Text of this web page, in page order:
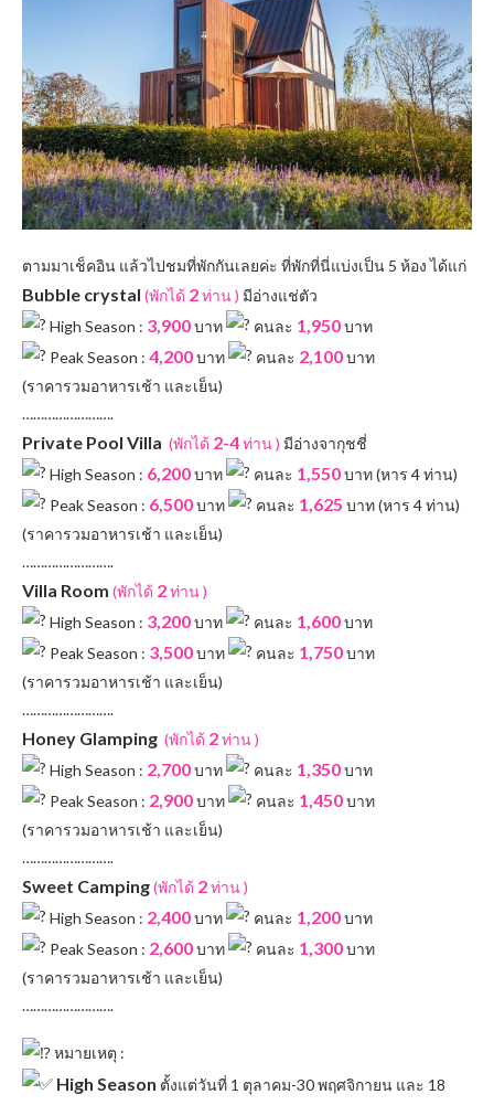
ตามมาเช็คอิน แล้วไปชมที่พักกันเลยค่ะ ที่พักที่นี่แบ่งเป็น 5 ห้อง ได้แก่
Bubble crystal (พักได้ 2ท่าน ) มีอ่างแช่ตัว
High Season : 3,900บาท คนละ 1,950บาท
Peak Season : 4,200บาท คนละ 2,100บาท
(ราคารวมอาหารเช้า และเย็น)
…………………….
Private Pool Villa (พักได้ 2-4ท่าน ) มีอ่างจากุชชี่
High Season : 6,200บาท คนละ 1,550บาท (หาร 4 ท่าน)
Peak Season : 6,500บาท คนละ 1,625 บาท (หาร 4 ท่าน)
(ราคารวมอาหารเช้า และเย็น)
…………………….
Villa Room (พักได้ 2ท่าน )
High Season : 3,200บาท คนละ 1,600บาท
Peak Season : 3,500บาท คนละ 1,750บาท
(ราคารวมอาหารเช้า และเย็น)
…………………….
Honey Glamping (พักได้ 2ท่าน )
High Season : 2,700บาท คนละ 1,350บาท
Peak Season : 2,900บาท คนละ 1,450บาท
(ราคารวมอาหารเช้า และเย็น)
…………………….
Sweet Camping(พักได้ 2ท่าน )
High Season : 2,400บาท คนละ 1,200บาท
Peak Season : 2,600บาท คนละ 1,300บาท
(ราคารวมอาหารเช้า และเย็น)
…………………….
หมายเหตุ :
High Season ตั้งแต่วันที่ 1 ตุลาคม-30 พฤศจิกายน และ 18